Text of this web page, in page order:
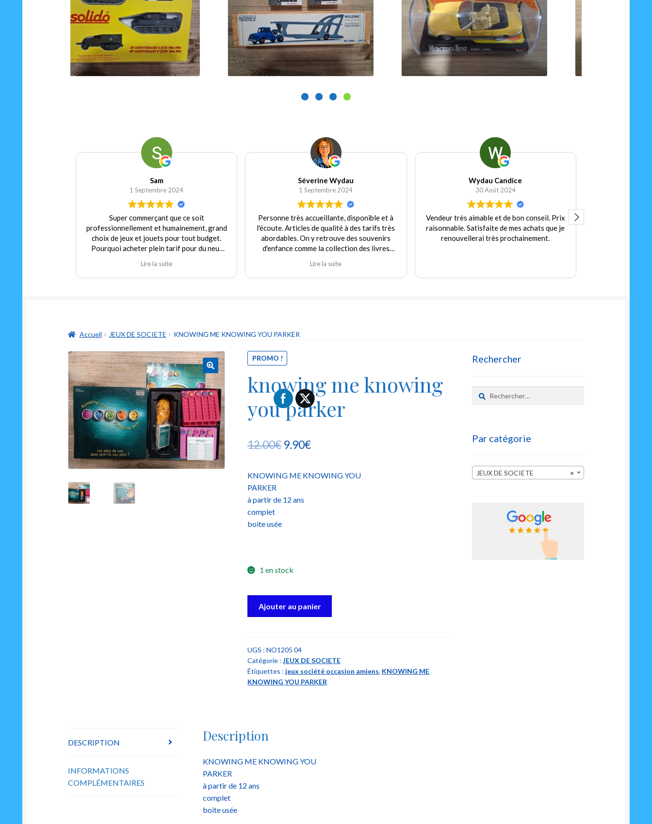
75.00€
Ajouter au panier
9.90€
Ajouter au panier
9.90
Ajouter au panier
et humainement, grand
de jeux et jouets pour tout budget.
acheter plein tarif pour du neuf
Encore merci au gérant qui
Personne très accueillante, disponible et à
l'écoute. Articles de qualité à des tarifs très
abordables. On y retrouve des souvenirs
d'enfance comme la collection des livres
expérience tant en achat qu'en vente. Je
recommande fortement ce commerçant.
Vendeur très aimable et de bon conseil. Prix
raisonnable. Satisfaite de mes achats que je
renouvellerai très prochainement.
Accueil très agréable
Des jeux et jouets en quantités pour les
petits et les grands
Accueil JEUX DE SOCIETE KNOWING ME KNOWING YOU PARKER
PROMO !
🔍
knowing me knowing
you parker
12.00€ Le
initial
était :
9.90€Le
actuel
KNOWING ME KNOWING YOU
PARKER
à partir de 12 ans
complet
boite usée
1 en stock
knowing
you
parker
Ajouter au panier
UGS :NO1205 04
Catégorie :JEUX DE SOCIETE
Étiquettes : jeux société occasion amiens, KNOWING ME
KNOWING YOU PARKER
DESCRIPTION
INFORMATIONS
COMPLÉMENTAIRES
Description
KNOWING ME KNOWING YOU
PARKER
à partir de 12 ans
complet
boite usée
Rechercher
Rechercher :
Par catégorie
×
JEUX DE SOCIETE